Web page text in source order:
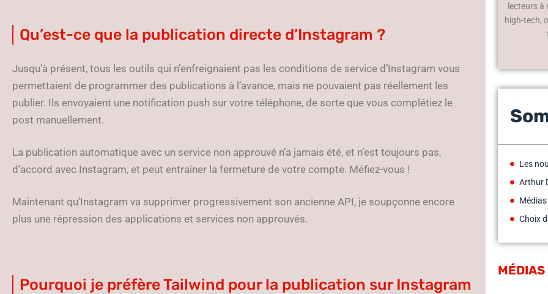
Qu’est-ce que la publication directe d’Instagram ?
Jusqu’à présent, tous les outils qui n’enfreignaient pas les conditions de service d’Instagram vous
permettaient de programmer des publications à l’avance, mais ne pouvaient pas réellement les
publier. Ils envoyaient une notification push sur votre téléphone, de sorte que vous complétiez le
post manuellement.
La publication automatique avec un service non approuvé n’a jamais été, et n’est toujours pas,
d’accord avec Instagram, et peut entraîner la fermeture de votre compte. Méfiez-vous !
Maintenant qu’Instagram va supprimer progressivement son ancienne API, je soupçonne encore
plus une répression des applications et services non approuvés.
Pourquoi je préfère Tailwind pour la publication sur Instagram
lecteurs à
high-tech,
Les
Arthur
Choix